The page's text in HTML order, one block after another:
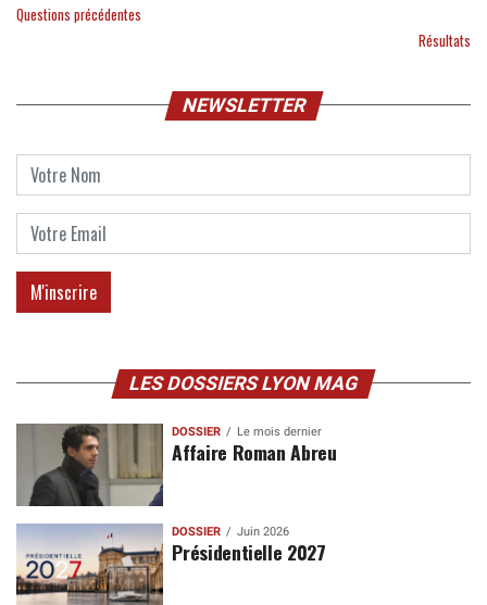
Questions précédentes
Résultats
NEWSLETTER
LES DOSSIERS LYON MAG
DOSSIER Le mois dernier
Affaire Roman Abreu
DOSSIER Juin 2026
Présidentielle 2027